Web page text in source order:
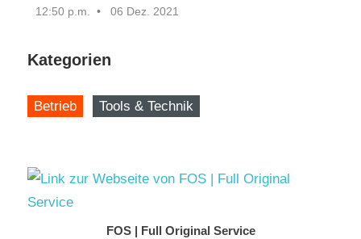
12:50 p.m.
06 Dez. 2021
Kategorien
Betrieb Tools & Technik
FOS | Full Original Service